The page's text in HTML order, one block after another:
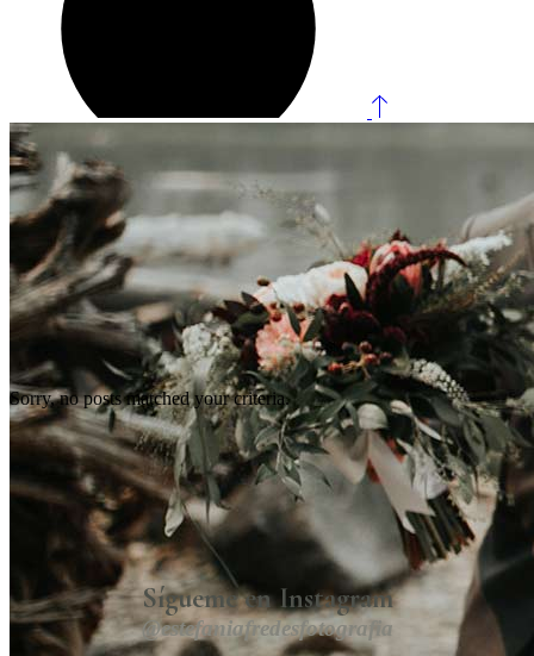
Sorry, no posts matched your criteria.
Sígueme en Instagram
@estefaniafredesfotografia